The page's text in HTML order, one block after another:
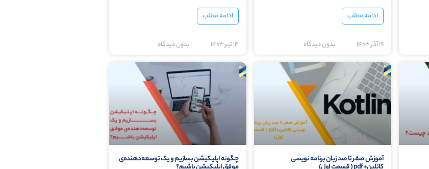
ادامه مطلب
۱۹ آذر ۱۴۰۳ بدون دیدگاه
ادامه مطلب
۱۴ تیر ۱۴۰۳ بدون دیدگاه
آموزش صفر تا صد زبان برنامه نویسی چگونه اپلیکیشن بسازیم و یک توسعه‌دهنده‌ی